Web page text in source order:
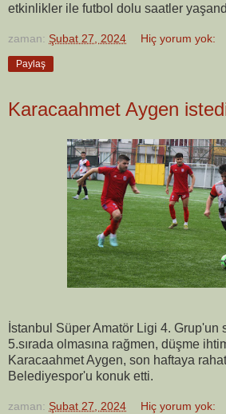
etkinlikler ile futbol dolu saatler
zaman: Şubat 27, 2024 Hiç yorum yok:
Paylaş
Karacaahmet Aygen
İstanbul Süper Amatör Ligi 4. Grup'un
5.sırada olmasına rağmen, düşme
Karacaahmet Aygen, son haftaya
Belediyespor'u konuk etti.
zaman: Şubat 27, 2024 Hiç yorum yok: